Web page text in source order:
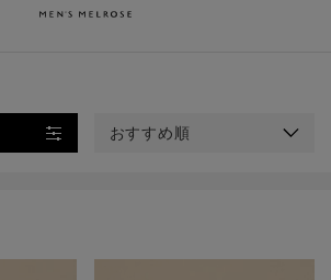
おすすめ順